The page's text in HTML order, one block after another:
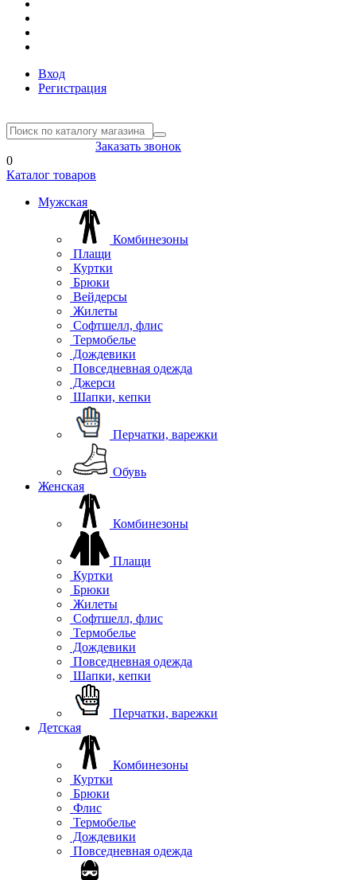
Вход
Регистрация
Заказать звонок
0
Каталог товаров
Мужская
Комбинезоны
Плащи
Куртки
Брюки
Вейдерсы
Жилеты
Софтшелл, флис
Термобелье
Дождевики
Повседневная одежда
Джерси
Шапки, кепки
Перчатки, варежки
Обувь
Женская
Комбинезоны
Плащи
Куртки
Брюки
Жилеты
Софтшелл, флис
Термобелье
Дождевики
Повседневная одежда
Шапки, кепки
Перчатки, варежки
Детская
Комбинезоны
Куртки
Брюки
Флис
Термобелье
Дождевики
Повседневная одежда